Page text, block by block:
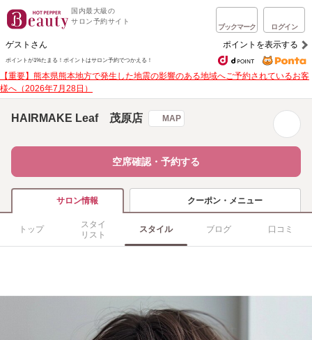
国内最大級の
サロン予約サイト
ブックマーク ログイン
ゲストさん ポイントを表示する
ポイントが1%たまる！ ポイントはサロン予約でつかえる！
【重要】熊本県熊本地方で発生した地震の影響のある地域へご予約されているお客
様へ（2026年7月28日）
HAIRMAKE Leaf 茂原店 MAP
空席確認・予約する
サロン情報 クーポン・メニュー
トップ
スタイ
リスト
スタイル ブログ 口コミ